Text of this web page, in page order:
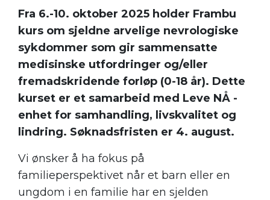
Fra 6.-10. oktober 2025 holder Frambu
kurs om sjeldne arvelige nevrologiske
sykdommer som gir sammensatte
medisinske utfordringer og/eller
fremadskridende forløp (0-18 år). Dette
kurset er et samarbeid med Leve NÅ -
enhet for samhandling, livskvalitet og
lindring. Søknadsfristen er 4. august.
Vi ønsker å ha fokus på
familieperspektivet når et barn eller en
ungdom i en familie har en sjelden